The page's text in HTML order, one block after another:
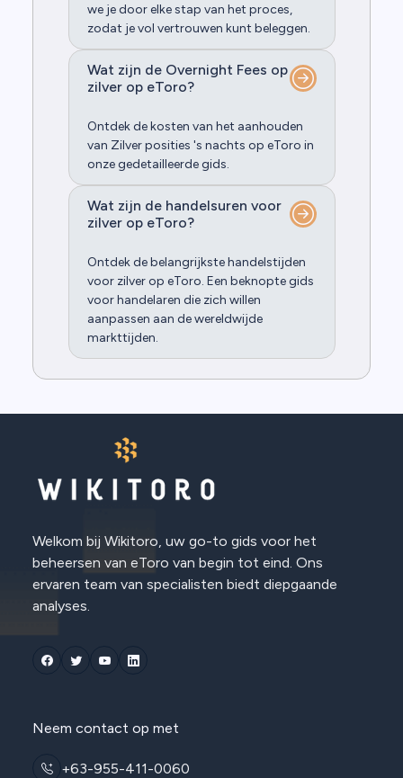
we je door elke stap van het proces,
zodat je vol vertrouwen kunt beleggen.
Wat zijn de Overnight Fees op
zilver op eToro?
Ontdek de kosten van het aanhouden
van Zilver posities 's nachts op eToro in
onze gedetailleerde gids.
Wat zijn de handelsuren voor
zilver op eToro?
Ontdek de belangrijkste handelstijden
voor zilver op eToro. Een beknopte gids
voor handelaren die zich willen
aanpassen aan de wereldwijde
markttijden.
Welkom bij Wikitoro, uw go-to gids voor het
beheersen van eToro van begin tot eind. Ons
ervaren team van specialisten biedt diepgaande
analyses.
Neem contact op met
+63-955-411-0060